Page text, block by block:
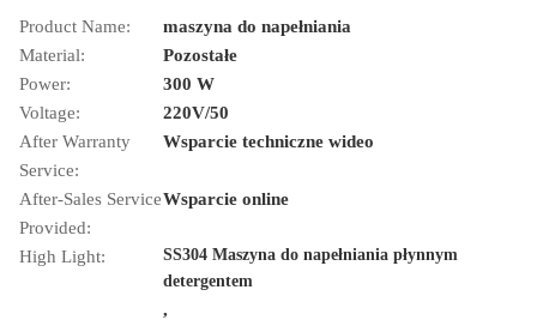
Product Name:
maszyna do napełniania
Material:
Pozostałe
Power:
300 W
Voltage:
220V/50
After Warranty
Service:
Wsparcie techniczne wideo
After-Sales Service
Provided:
Wsparcie online
High Light:
SS304 Maszyna do napełniania płynnym
detergentem
,